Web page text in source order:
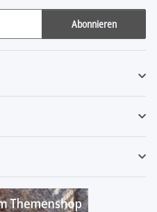
Abonnieren